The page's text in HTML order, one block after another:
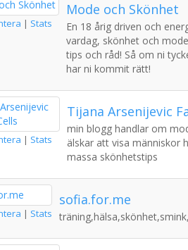
| Stats
Mode och Skönhet
En 18 årig driven och
vardag, skönhet och
tips och råd! Så om ni
har ni kommit rätt!
| Stats
Tijana Arsenijevic
min blogg handlar om
älskar att visa människor
massa skönhetstips
| Stats
sofia.for.me